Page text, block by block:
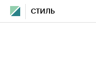
СТИЛЬ